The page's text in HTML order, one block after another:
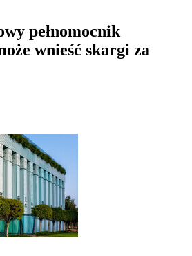
pełnomocnik
wnieść skargi za